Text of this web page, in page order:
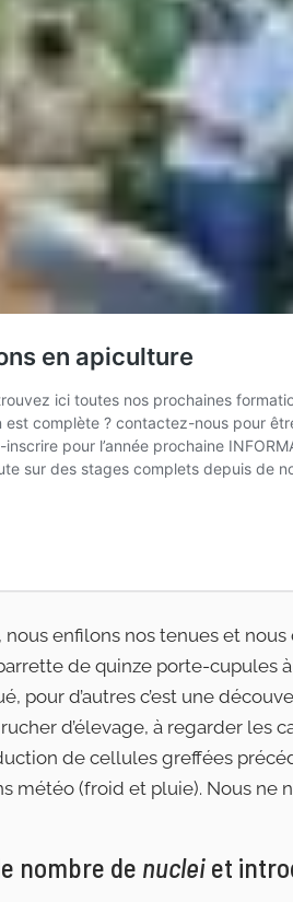
nous enfilons nos tenues et
de quinze porte-cupules
pour d’autres c’est une
d’élevage, à regarder les
de cellules greffées
(froid et pluie). Nous ne
nombre de nuclei et